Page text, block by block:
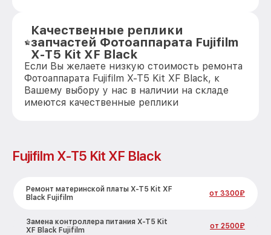
Качественные реплики
запчастей Фотоаппарата Fujifilm
X-T5 Kit XF Black
Если Вы желаете низкую стоимость ремонта
Фотоаппарата Fujifilm X-T5 Kit XF Black, к
Вашему выбору у нас в наличии на складе
имеются качественные реплики
Fujifilm X-T5 Kit XF Black
Ремонт материнской платы X-T5 Kit XF
Black Fujifilm
от 3300₽
Замена контроллера питания X-T5 Kit
XF Black Fujifilm
от 2500₽